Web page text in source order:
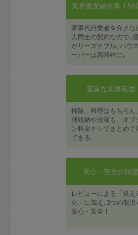
業界最安値水準
家事代行業者を介さな
人同士の契約なので､
がリーズナブル｡ハウ
ーパーは高時給に｡
豊富な業務範囲
掃除、料理はもちろん
理収納や洗濯も、オプ
ン料金ナシでまとめて
できる。
安心・安全の制度
レビューによる「見え
化」に加え､3つの制度
安心・安全！